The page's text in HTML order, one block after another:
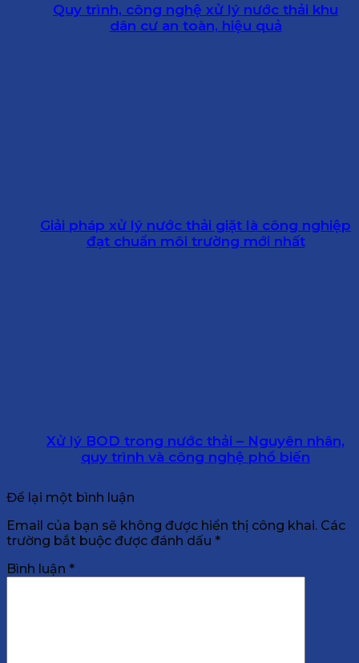
Quy trình, công nghệ xử lý nước thải khu
dân cư an toàn, hiệu quả
Giải pháp xử lý nước thải giặt là công nghiệp
đạt chuẩn môi trường mới nhất
Xử lý BOD trong nước thải – Nguyên nhân,
quy trình và công nghệ phổ biến
Để lại một bình luận
Email của bạn sẽ không được hiển thị công khai. Các
trường bắt buộc được đánh dấu *
Bình luận *